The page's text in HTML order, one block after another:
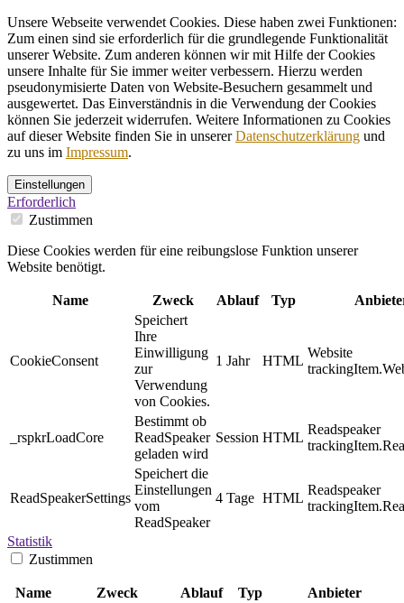
Unsere Webseite verwendet Cookies. Diese haben zwei Funktionen:
Zum einen sind sie erforderlich für die grundlegende Funktionalität
unserer Website. Zum anderen können wir mit Hilfe der Cookies
unsere Inhalte für Sie immer weiter verbessern. Hierzu werden
pseudonymisierte Daten von Website-Besuchern gesammelt und
ausgewertet. Das Einverständnis in die Verwendung der Cookies
können Sie jederzeit widerrufen. Weitere Informationen zu Cookies
auf dieser Website finden Sie in unsererDatenschutzerklärung und
zu uns im Impressum.
Einstellungen
Erforderlich
Zustimmen
Diese Cookies werden für eine reibungslose Funktion unserer
Website benötigt.
Name Zweck Ablauf Typ
CookieConsent
Speichert
Ihre
Einwilligung
zur
Verwendung
von Cookies.
1 Jahr HTML
Website
_rspkrLoadCore
Bestimmt ob
ReadSpeaker
geladen wird
Session HTML
Readspeaker
ReadSpeakerSettings
Speichert die
Einstellungen
vom
ReadSpeaker
4 Tage HTML
Readspeaker
Statistik
Zustimmen
Name Zweck Ablauf Typ Anbieter